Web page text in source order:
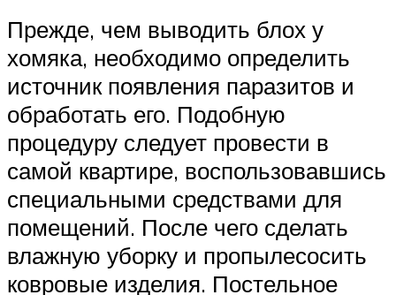
Прежде, чем выводить блох у
хомяка, необходимо определить
источник появления паразитов и
обработать его. Подобную
процедуру следует провести в
самой квартире, воспользовавшись
специальными средствами для
помещений. После чего сделать
влажную уборку и пропылесосить
ковровые изделия. Постельное